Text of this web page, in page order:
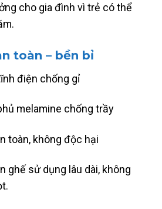
cho gia đình vì trẻ có thể
toàn – bền bỉ
điện chống gỉ
melamine chống trầy
toàn, không độc hại
ghế sử dụng lâu dài, không